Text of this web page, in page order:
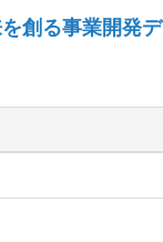
創る事業開発